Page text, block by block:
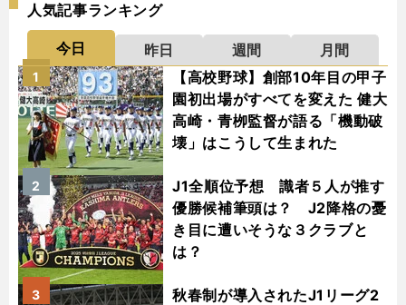
人気記事ランキング
今日 昨日 週間
月間
【高校野球】創部10年目の甲子
園初出場がすべてを変えた 健大
高崎・青栁監督が語る「機動破
壊」はこうして生まれた
1
J1全順位予想 識者５人が推す
優勝候補筆頭は？ J2降格の憂
き目に遭いそうな３クラブと
は？
2
秋春制が導入されたJ1リーグ2
3